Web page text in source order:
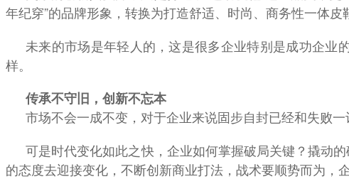
年纪穿”的品牌形象，转换为打造舒适、时尚、商务性一体皮
未来的市场是年轻人的，这是很多企业特别是成功企业
样。
传承不守旧，创新不忘本
市场不会一成不变，对于企业来说固步自封已经和失败
可是时代变化如此之快，企业如何掌握破局关键？撬动
的态度去迎接变化，不断创新商业打法，战术要顺势而为，